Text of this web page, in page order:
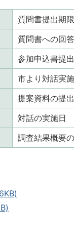
質問書提出期限
質問書への回
参加申込書提
市より対話実
提案資料の提
対話の実施日
調査結果概要